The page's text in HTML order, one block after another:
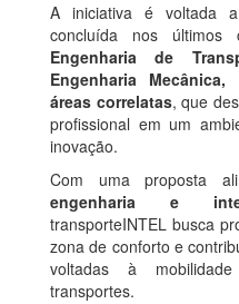
A iniciativa é voltada
concluída nos
Engenharia de
Engenharia
áreas correlatas, que
profissional em um
inovação.
Com uma proposta
engenharia e
transporteINTEL busca
zona de conforto e
voltadas à
transportes.